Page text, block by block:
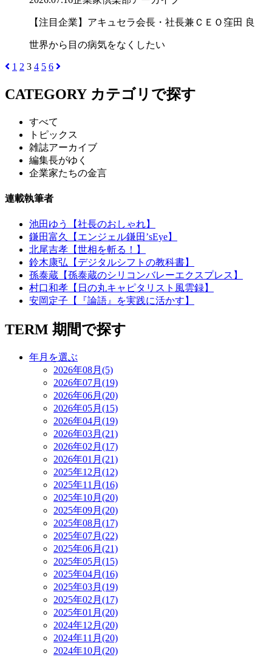
【注目企業】アキュセラ会長・社長兼ＣＥＯ窪田 良
世界から目の病気をなくしたい
1 2 3 4 5 6
CATEGORY カテゴリで探す
すべて
トピックス
雑誌アーカイブ
編集長がゆく
企業家たちの金言
連載執筆者
池田ゆう【社長のおしゃれ】
鎌田富久【エンジェル鎌田’sEye】
北尾吉孝【世相を斬る！】
鈴木康弘【デジタルシフトの教科書】
孫泰蔵【孫泰蔵のシリコンバレーエクスプレス】
村口和孝【日の丸キャピタリスト風雲録】
安岡定子【『論語』を実践に活かす】
TERM 期間で探す
年月を選ぶ
2026年08月(5)
2026年07月(19)
2026年06月(20)
2026年05月(15)
2026年04月(19)
2026年03月(21)
2026年02月(17)
2026年01月(21)
2025年12月(12)
2025年11月(16)
2025年10月(20)
2025年09月(20)
2025年08月(17)
2025年07月(22)
2025年06月(21)
2025年05月(15)
2025年04月(16)
2025年03月(19)
2025年02月(17)
2025年01月(20)
2024年12月(20)
2024年11月(20)
2024年10月(20)